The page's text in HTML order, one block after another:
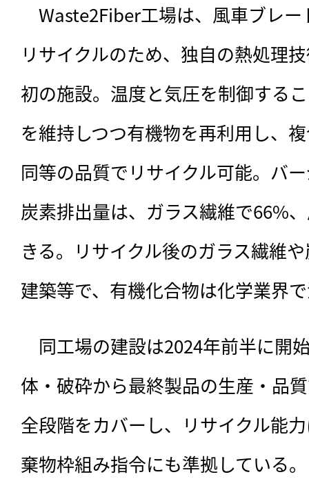
Waste2Fiber工場は、 風車ブレ
リサイクルのため、独自の熱処理
初の施設。温度と気圧を制御する
を維持しつつ有機物を再利用し、
同等の品質でリサイクル可能。バ
炭素排出量は、ガラス繊維で66%
きる。リサイクル後のガラス繊維
建築等で、有機化合物は化学業界
同工場の建設は2024年前半に開
体・破砕から最終製品の生産・品
全段階をカバーし、リサイクル能
棄物枠組み指令にも準拠している。